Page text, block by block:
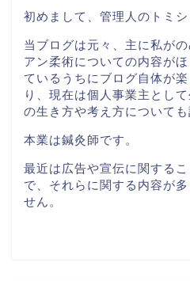
初めまして、管理人のトミシ
当ブログは元々、主に私が
アン柔術についての内容が
ているうちにブログ自体が
り、現在は個人事業主とし
の生き方や考え方について
本業は鍼灸師です。
最近は広告や宣伝に関する
で、それらに関する内容が
せん。